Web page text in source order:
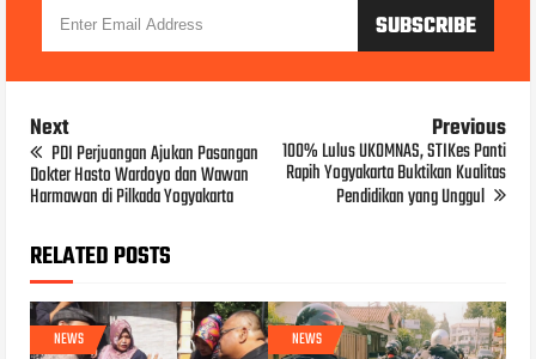
Next
PDI Perjuangan Ajukan Pasangan
Dokter Hasto Wardoyo dan Wawan
Harmawan di Pilkada Yogyakarta
Previous
100% Lulus UKOMNAS, STIKes Panti
Rapih Yogyakarta Buktikan Kualitas
Pendidikan yang Unggul
RELATED POSTS
NEWS NEWS